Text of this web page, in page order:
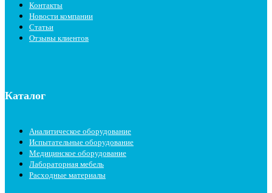
Контакты
Новости компании
Статьи
Отзывы клиентов
Каталог
Аналитическое оборудование
Испытательные оборудование
Медицинское оборудование
Лабораторная мебель
Расходные материалы